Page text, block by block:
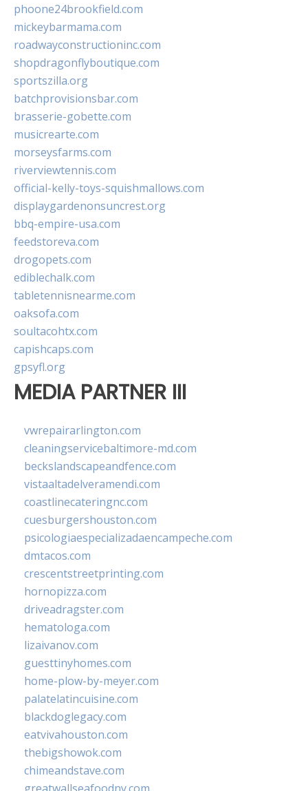
phoone24brookfield.com
mickeybarmama.com
roadwayconstructioninc.com
shopdragonflyboutique.com
sportszilla.org
batchprovisionsbar.com
brasserie-gobette.com
musicrearte.com
morseysfarms.com
riverviewtennis.com
official-kelly-toys-squishmallows.com
displaygardenonsuncrest.org
bbq-empire-usa.com
feedstoreva.com
drogopets.com
ediblechalk.com
tabletennisnearme.com
oaksofa.com
soultacohtx.com
capishcaps.com
gpsyfl.org
MEDIA PARTNER III
vwrepairarlington.com
cleaningservicebaltimore-md.com
beckslandscapeandfence.com
vistaaltadelveramendi.com
coastlinecateringnc.com
cuesburgershouston.com
psicologiaespecializadaencampeche.com
dmtacos.com
crescentstreetprinting.com
hornopizza.com
driveadragster.com
hematologa.com
lizaivanov.com
guesttinyhomes.com
home-plow-by-meyer.com
palatelatincuisine.com
blackdoglegacy.com
eatvivahouston.com
thebigshowok.com
chimeandstave.com